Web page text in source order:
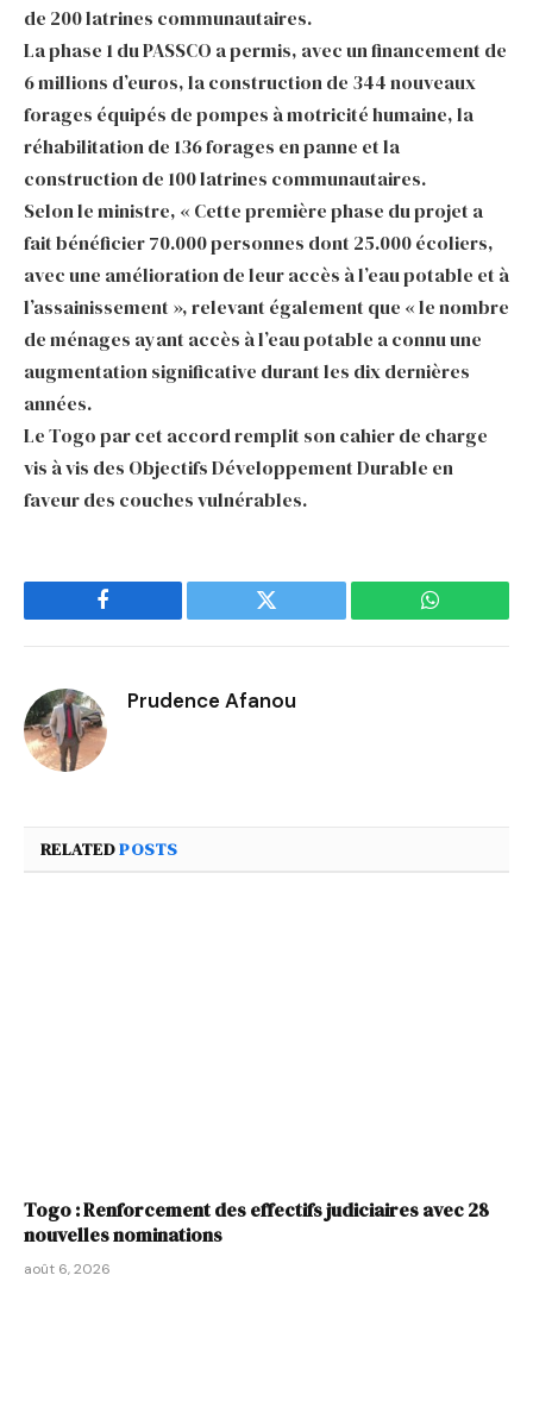
de 200 latrines communautaires.
La phase 1 du PASSCO a permis, avec un financement de
6 millions d’euros, la construction de 344 nouveaux
forages équipés de pompes à motricité humaine, la
réhabilitation de 136 forages en panne et la
construction de 100 latrines communautaires.
Selon le ministre, « Cette première phase du projet a
fait bénéficier 70.000 personnes dont 25.000 écoliers,
avec une amélioration de leur accès à l’eau potable et à
l’assainissement », relevant également que « le nombre
de ménages ayant accès à l’eau potable a connu une
augmentation significative durant les dix dernières
années.
Le Togo par cet accord remplit son cahier de charge
vis à vis des Objectifs Développement Durable en
faveur des couches vulnérables.
Facebook Twitter WhatsApp
Prudence Afanou
RELATEDPOSTS
Togo : Renforcement des effectifs judiciaires avec 28
nouvelles nominations
août 6, 2026